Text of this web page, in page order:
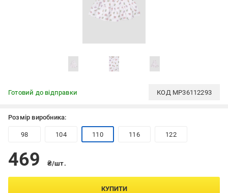
Готовий до відправки КОД MP36112293
Розмір виробника:
98 104 110 116 122
469 ₴/шт.
КУПИТИ